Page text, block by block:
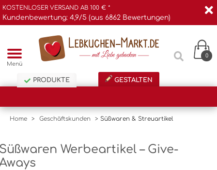
KOSTENLOSER VERSAND AB 100 € *
Kundenbewertung: 4,9/5 (aus 6862 Bewertungen)
Menü
0
PRODUKTE GESTALTEN
Home > Geschäftskunden > Süßwaren & Streuartikel
Werbeartikel – Give-